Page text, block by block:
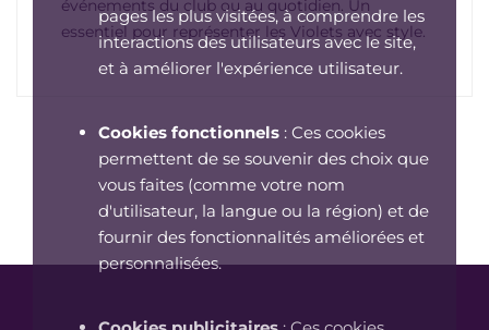
pages les plus visitées, à comprendre les
interactions des utilisateurs avec le site,
et à améliorer l'expérience utilisateur.
Cookies fonctionnels : Ces cookies
permettent de se souvenir des choix que
vous faites (comme votre nom
d'utilisateur, la langue ou la région) et de
fournir des fonctionnalités améliorées et
personnalisées.
événements du club ou au quotidien. Un
essentiel pour représenter les Violets avec style.